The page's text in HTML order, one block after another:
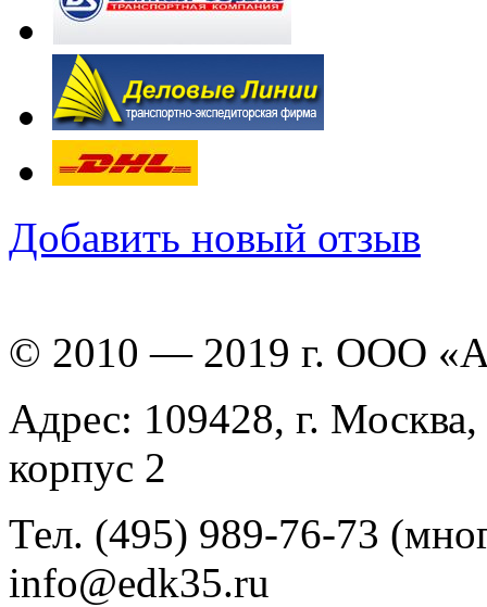
Добавить новый отзыв
© 2010 — 2019 г. ООО
Адрес: 109428, г.
корпус 2
Тел. (495) 989-76-73
info@edk35.ru